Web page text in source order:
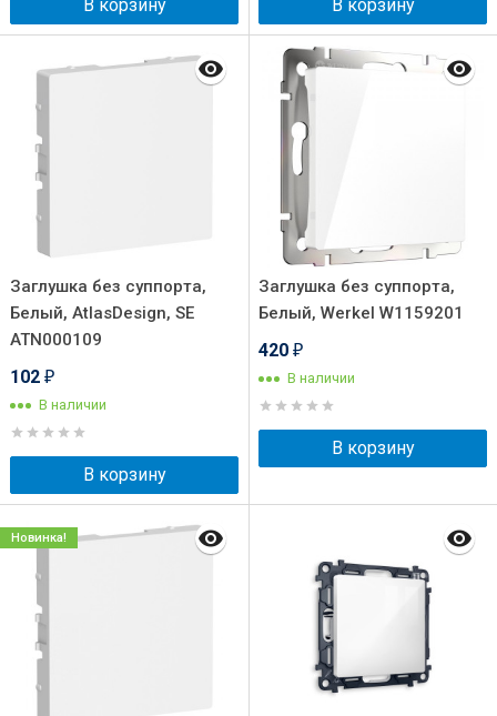
В корзину В корзину
Заглушка без суппорта,
Белый, AtlasDesign, SE
ATN000109
102 ₽
В наличии
В корзину
Заглушка без суппорта,
Белый, Werkel W1159201
420 ₽
В наличии
В корзину
Новинка!